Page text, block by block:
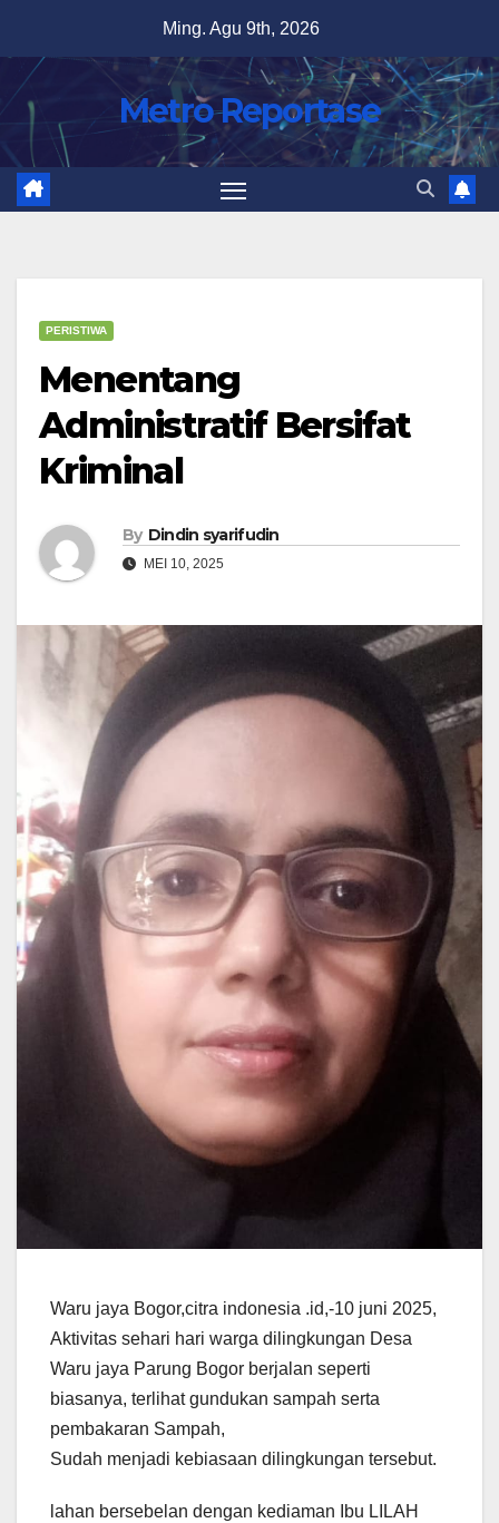
content
Ming. Agu 9th, 2026
Metro Reportase
PERISTIWA
Menentang
Administratif Bersifat
Kriminal
By Dindin syarifudin
MEI 10, 2025
Waru jaya Bogor,citra indonesia .id,-10 juni 2025,
Aktivitas sehari hari warga dilingkungan Desa
Waru jaya Parung Bogor berjalan seperti
biasanya, terlihat gundukan sampah serta
pembakaran Sampah,
Sudah menjadi kebiasaan dilingkungan tersebut.
lahan bersebelan dengan kediaman Ibu LILAH